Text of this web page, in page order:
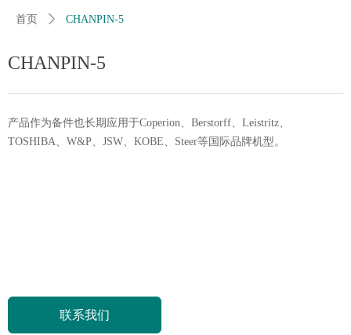
CHANPIN-5
产品作为备件也长期应用于Coperion、Berstorff、Leistritz、
TOSHIBA、W&P、JSW、KOBE、Steer等国际品牌机型。
联系我们
首页 ꄲ CHANPIN-5